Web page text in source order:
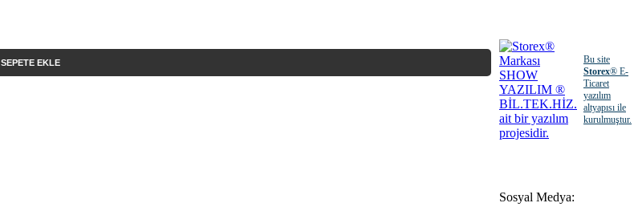
SEPETE EKLE
Bu site
Storex® E-
Ticaret
yazılım
altyapısı ile
kurulmuştur.
Sosyal Medya: